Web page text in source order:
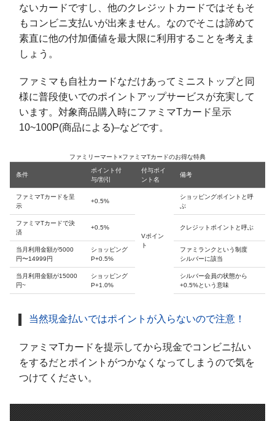
ないカードですし、他のクレジットカードではそもそ
もコンビニ支払いが出来ません。なのでそこは諦めて
素直に他の付加価値を最大限に利用することを考えま
しょう。
ファミマも自社カードなだけあってミニストップと同
様に普段使いでのポイントアップサービスが充実して
います。対象商品購入時にファミマTカード呈示
10~100P(商品による)–などです。
ファミリーマート×ファミマTカードのお得な特典
条件
ポイント付
与/割引
付与ポイ
ント名
備考
ファミマTカードを呈
示
+0.5%
Vポイン
ト
ショッピングポイントと呼
ぶ
ファミマTカードで決
済
+0.5% クレジットポイントと呼ぶ
当月利用金額が5000
円〜14999円
ショッピング
P+0.5%
ファミランクという制度
シルバーに該当
当月利用金額が15000
円~
ショッピング
P+1.0%
シルバー会員の状態から
+0.5%という意味
当然現金払いではポイントが入らないので注意！
ファミマTカードを提示してから現金でコンビニ払い
をするだとポイントがつかなくなってしまうので気を
つけてください。